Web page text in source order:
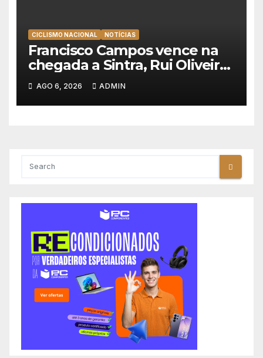
CICLISMO NACIONAL NOTÍCIAS
Francisco Campos vence na
chegada a Sintra, Rui Oliveira
veste de amarelo na Volta a
Portugal
AGO 6, 2026 ADMIN